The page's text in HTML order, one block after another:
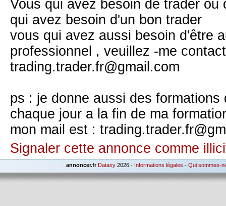
Vous qui avez besoin de trader
qui avez besoin d'un bon trader
vous qui avez aussi besoin d'être
professionnel , veuillez -me
trading.trader.fr@gmail.com
ps : je donne aussi des
chaque jour a la fin de ma
mon mail est :
Signaler cette annonce comme
annoncer.fr Dataxy 2026 - Informations légales - Qui sommes-